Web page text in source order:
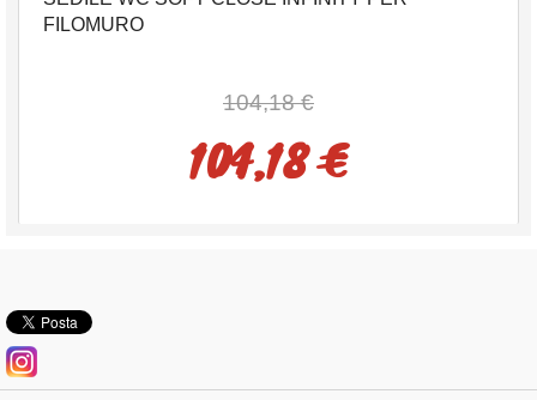
FILOMURO
104,18 €
104,18 €